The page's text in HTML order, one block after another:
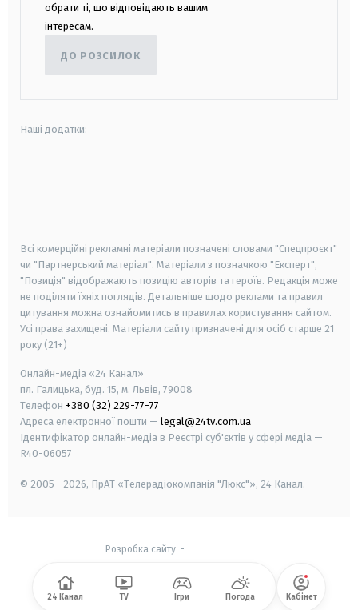
обрати ті, що відповідають вашим
інтересам.
ДО РОЗСИЛОК
Наші додатки:
Всі комерційні рекламні матеріали позначені словами "Спецпроєкт"
чи "Партнерський матеріал". Матеріали з позначкою "Експерт",
"Позиція" відображають позицію авторів та героїв. Редакція може
не поділяти їхніх поглядів. Детальніше щодо реклами та правил
цитування можна ознайомитись в правилах користування сайтом.
Усі права захищені. Матеріали сайту призначені для осіб старше 21
року (21+)
Онлайн-медіа «24 Канал»
пл. Галицька, буд. 15, м. Львів, 79008
Телефон +380 (32) 229-77-77
Адреса електронної пошти — legal@24tv.com.ua
Ідентифікатор онлайн-медіа в Реєстрі суб'єктів у сфері медіа —
R40-06057
© 2005—2026, ПрАТ «Телерадіокомпанія "Люкс"», 24 Канал.
Розробка сайту-
24 Канал TV Ігри Погода Кабінет